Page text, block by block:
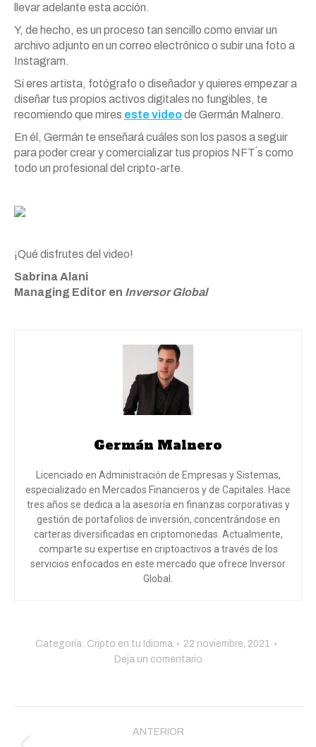
llevar adelante esta acción.
Y, de hecho, es un proceso tan sencillo como enviar un
archivo adjunto en un correo electrónico o subir una foto a
Instagram.
Si eres artista, fotógrafo o diseñador y quieres empezar a
diseñar tus propios activos digitales no fungibles, te
recomiendo que mires este videode Germán Malnero.
En él, Germán te enseñará cuáles son los pasos a seguir
para poder crear y comercializar tus propios NFT´s como
todo un profesional del cripto-arte.
¡Qué disfrutes del video!
Sabrina Alani
Managing Editor en Inversor Global
Germán Malnero
Licenciado en Administración de Empresas y Sistemas,
especializado en Mercados Financieros y de Capitales. Hace
tres años se dedica a la asesoría en finanzas corporativas y
gestión de portafolios de inversión, concentrándose en
carteras diversificadas en criptomonedas. Actualmente,
comparte su expertise en criptoactivos a través de los
servicios enfocados en este mercado que ofrece Inversor
Global.
Categoría: Cripto en tu Idioma
22 noviembre, 2021
Deja un comentario
entre
ANTERIOR